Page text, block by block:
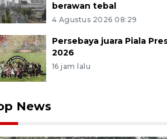
berawan tebal
4 Agustus 2026 08:29
Persebaya juara Piala
2026
16 jam lalu
News